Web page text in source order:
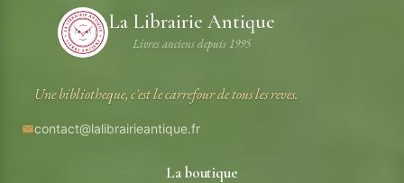
La Librairie Antique
Livres anciens depuis 1995
Une bibliotheque, c'est le carrefour de tous les reves.
contact@lalibrairieantique.fr
La boutique